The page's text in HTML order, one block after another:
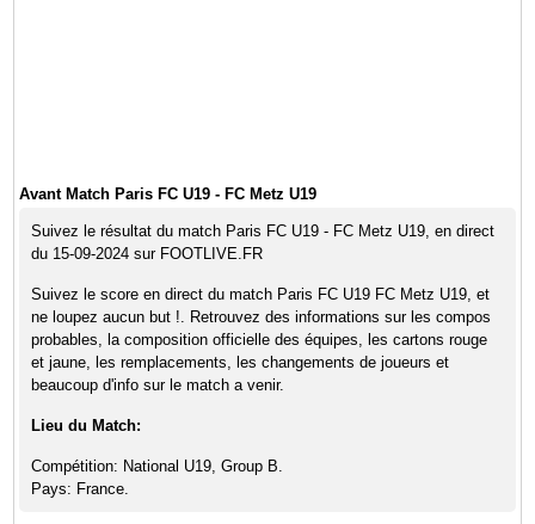
Avant Match Paris FC U19 - FC Metz U19
Suivez le résultat du match Paris FC U19 - FC Metz U19, en direct
du 15-09-2024 sur FOOTLIVE.FR
Suivez le score en direct du match Paris FC U19 FC Metz U19, et
ne loupez aucun but !. Retrouvez des informations sur les compos
probables, la composition officielle des équipes, les cartons rouge
et jaune, les remplacements, les changements de joueurs et
beaucoup d'info sur le match a venir.
Lieu du Match:
Compétition: National U19, Group B.
Pays: France.